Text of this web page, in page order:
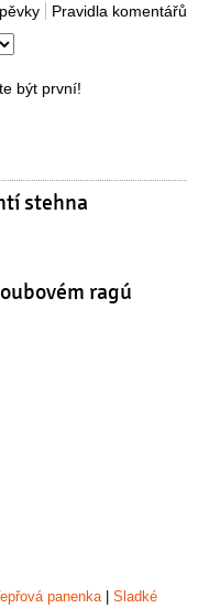
Pravidla komentářů
být první!
stehna
ragú
panenka | Sladké